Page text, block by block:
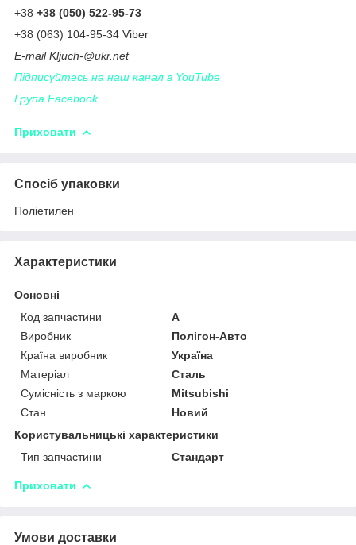
+38 +38 (050) 522-95-73
+38 (063) 104-95-34 Viber
Е-mail Kljuch-@ukr.net
Підписуйтесь на наш канал в YouTube
Група Facebook
Приховати
Спосіб упаковки
Поліетилен
Характеристики
Основні
Код запчастини
A
Виробник
Полігон-Авто
Країна виробник
Україна
Матеріал
Сталь
Сумісність з маркою
Mitsubishi
Стан
Новий
Користувальницькі характеристики
Тип запчастини
Стандарт
Приховати
Умови доставки